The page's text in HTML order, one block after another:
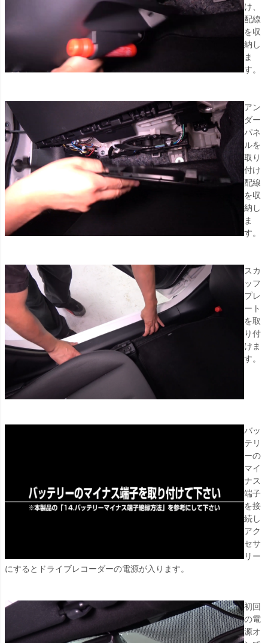
け、
配線
を収
納し
ま
す。
アン
ダー
パネ
ルを
取り
付け
配線
を収
納し
ま
す。
スカ
ッフ
プレ
ート
を取
り付
けま
す。
バッ
テリ
ーの
マイ
ナス
端子
を接
続し
アク
セサ
リー
にするとドライブレコーダーの電源が入ります。
初回
の電
源オ